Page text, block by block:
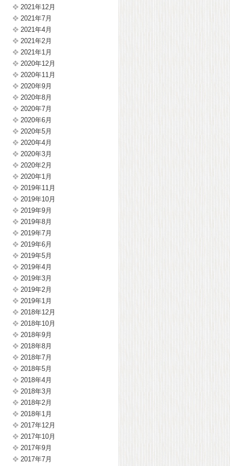
2021年12月
2021年7月
2021年4月
2021年2月
2021年1月
2020年12月
2020年11月
2020年9月
2020年8月
2020年7月
2020年6月
2020年5月
2020年4月
2020年3月
2020年2月
2020年1月
2019年11月
2019年10月
2019年9月
2019年8月
2019年7月
2019年6月
2019年5月
2019年4月
2019年3月
2019年2月
2019年1月
2018年12月
2018年10月
2018年9月
2018年8月
2018年7月
2018年5月
2018年4月
2018年3月
2018年2月
2018年1月
2017年12月
2017年10月
2017年9月
2017年7月